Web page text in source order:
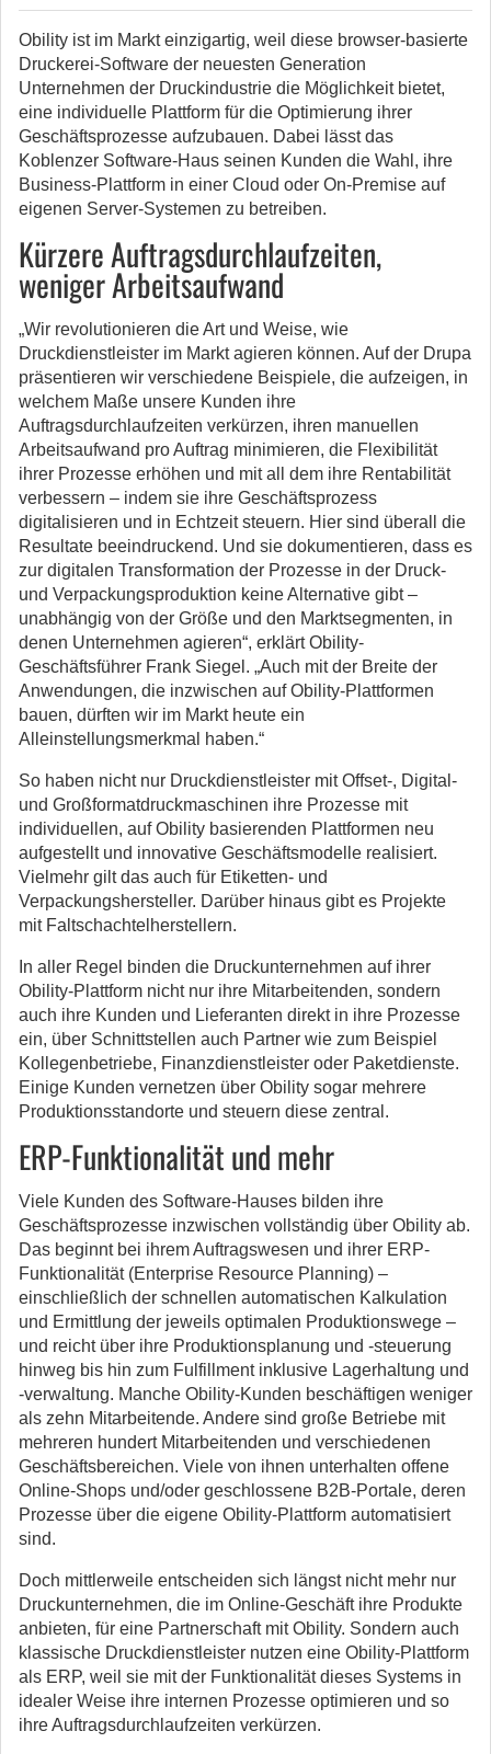
Obility ist im Markt einzigartig, weil diese browser-basierte
Druckerei-Software der neuesten Generation
Unternehmen der Druckindustrie die Möglichkeit bietet,
eine individuelle Plattform für die Optimierung ihrer
Geschäftsprozesse aufzubauen. Dabei lässt das
Koblenzer Software-Haus seinen Kunden die Wahl, ihre
Business-Plattform in einer Cloud oder On-Premise auf
eigenen Server-Systemen zu betreiben.
Kürzere Auftragsdurchlaufzeiten,
weniger Arbeitsaufwand
„Wir revolutionieren die Art und Weise, wie
Druckdienstleister im Markt agieren können. Auf der Drupa
präsentieren wir verschiedene Beispiele, die aufzeigen, in
welchem Maße unsere Kunden ihre
Auftragsdurchlaufzeiten verkürzen, ihren manuellen
Arbeitsaufwand pro Auftrag minimieren, die Flexibilität
ihrer Prozesse erhöhen und mit all dem ihre Rentabilität
verbessern – indem sie ihre Geschäftsprozess
digitalisieren und in Echtzeit steuern. Hier sind überall die
Resultate beeindruckend. Und sie dokumentieren, dass es
zur digitalen Transformation der Prozesse in der Druck-
und Verpackungsproduktion keine Alternative gibt –
unabhängig von der Größe und den Marktsegmenten, in
denen Unternehmen agieren“, erklärt Obility-
Geschäftsführer Frank Siegel. „Auch mit der Breite der
Anwendungen, die inzwischen auf Obility-Plattformen
bauen, dürften wir im Markt heute ein
Alleinstellungsmerkmal haben.“
So haben nicht nur Druckdienstleister mit Offset-, Digital-
und Großformatdruckmaschinen ihre Prozesse mit
individuellen, auf Obility basierenden Plattformen neu
aufgestellt und innovative Geschäftsmodelle realisiert.
Vielmehr gilt das auch für Etiketten- und
Verpackungshersteller. Darüber hinaus gibt es Projekte
mit Faltschachtelherstellern.
In aller Regel binden die Druckunternehmen auf ihrer
Obility-Plattform nicht nur ihre Mitarbeitenden, sondern
auch ihre Kunden und Lieferanten direkt in ihre Prozesse
ein, über Schnittstellen auch Partner wie zum Beispiel
Kollegenbetriebe, Finanzdienstleister oder Paketdienste.
Einige Kunden vernetzen über Obility sogar mehrere
Produktionsstandorte und steuern diese zentral.
ERP-Funktionalität und mehr
Viele Kunden des Software-Hauses bilden ihre
Geschäftsprozesse inzwischen vollständig über Obility ab.
Das beginnt bei ihrem Auftragswesen und ihrer ERP-
Funktionalität (Enterprise Resource Planning) –
einschließlich der schnellen automatischen Kalkulation
und Ermittlung der jeweils optimalen Produktionswege –
und reicht über ihre Produktionsplanung und -steuerung
hinweg bis hin zum Fulfillment inklusive Lagerhaltung und
-verwaltung. Manche Obility-Kunden beschäftigen weniger
als zehn Mitarbeitende. Andere sind große Betriebe mit
mehreren hundert Mitarbeitenden und verschiedenen
Geschäftsbereichen. Viele von ihnen unterhalten offene
Online-Shops und/oder geschlossene B2B-Portale, deren
Prozesse über die eigene Obility-Plattform automatisiert
sind.
Doch mittlerweile entscheiden sich längst nicht mehr nur
Druckunternehmen, die im Online-Geschäft ihre Produkte
anbieten, für eine Partnerschaft mit Obility. Sondern auch
klassische Druckdienstleister nutzen eine Obility-Plattform
als ERP, weil sie mit der Funktionalität dieses Systems in
idealer Weise ihre internen Prozesse optimieren und so
ihre Auftragsdurchlaufzeiten verkürzen.